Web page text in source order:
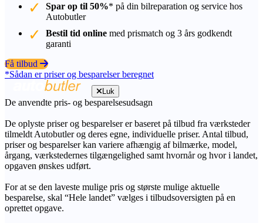
Spar op til 50%* på din bilreparation og service hos
Autobutler
Bestil tid online med prismatch og 3 års godkendt
garanti
Få tilbud
*Sådan er priser og besparelser beregnet
Luk
De anvendte pris- og besparelsesudsagn
De oplyste priser og besparelser er baseret på tilbud fra værksteder
tilmeldt Autobutler og deres egne, individuelle priser. Antal tilbud,
priser og besparelser kan variere afhængig af bilmærke, model,
årgang, værkstedernes tilgængelighed samt hvornår og hvor i landet,
opgaven ønskes udført.
For at se den laveste mulige pris og største mulige aktuelle
besparelse, skal “Hele landet” vælges i tilbudsoversigten på en
oprettet opgave.